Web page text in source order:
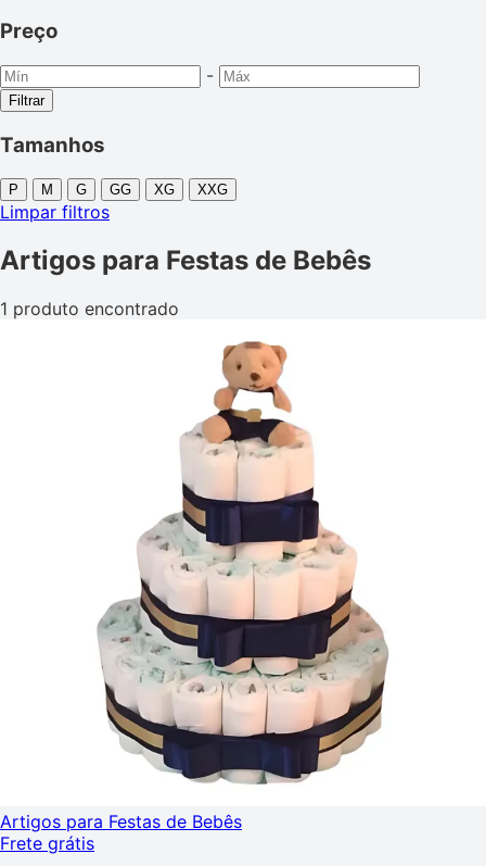
Preço
-
Filtrar
Tamanhos
P M G GG XG XXG
Limpar filtros
Artigos para Festas de Bebês
1 produto encontrado
Artigos para Festas de Bebês
Frete grátis